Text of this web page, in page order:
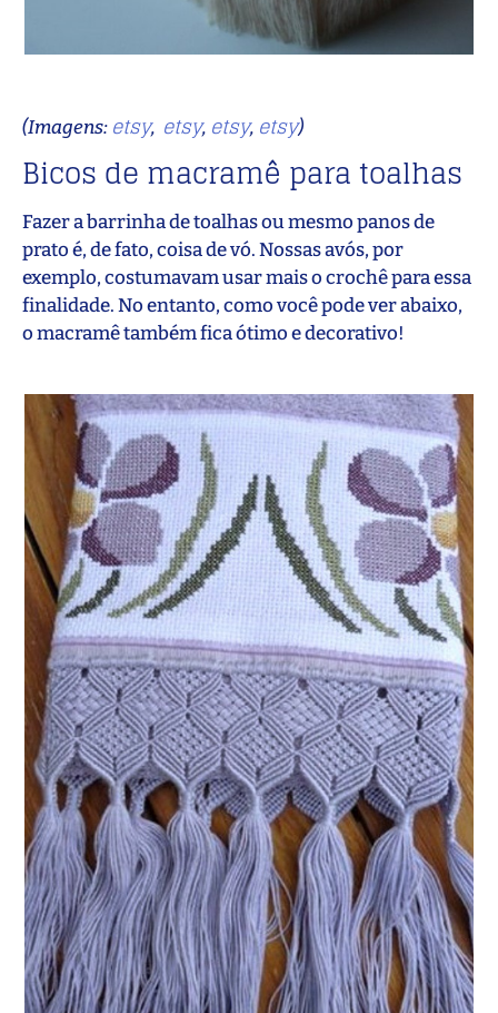
(Imagens: etsy, etsy, etsy, etsy)
Bicos de macramê para toalhas
Fazer a barrinha de toalhas ou mesmo panos de
prato é, de fato, coisa de vó. Nossas avós, por
exemplo, costumavam usar mais o crochê para essa
finalidade. No entanto, como você pode ver abaixo,
o macramê também fica ótimo e decorativo!